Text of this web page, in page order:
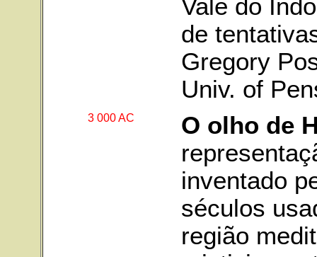
Vale do
de
Gregory
Univ. of
3 000 AC
O olho de
inventado
séculos
região